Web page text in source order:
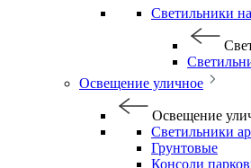
Светильники на
Освещение уличное
Освещение
Светильники
Грунтовые
Консоли